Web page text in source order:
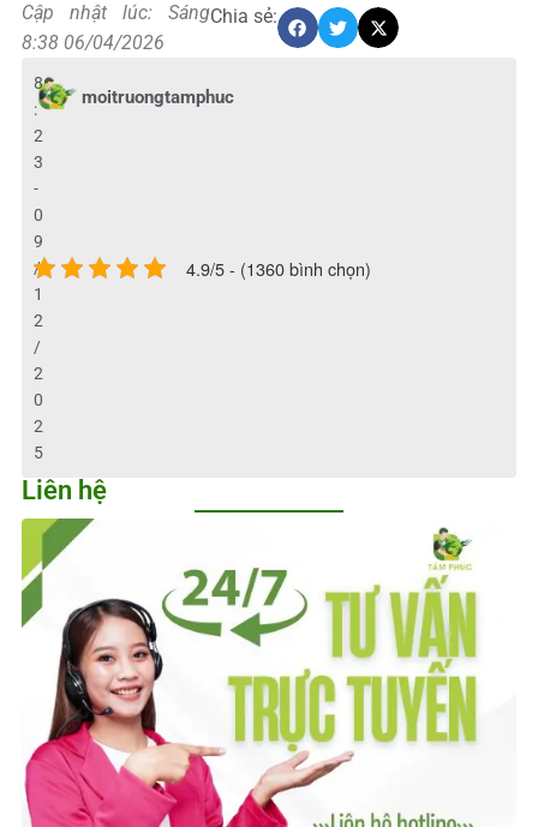
Cập nhật lúc: Sáng
8:38 06/04/2026
Chia sẻ:
moitruongtamphuc
8
:
2
3
-
0
9
/
1
2
/
2
0
2
5
4.9/5 - (1360 bình chọn)
Liên hệ